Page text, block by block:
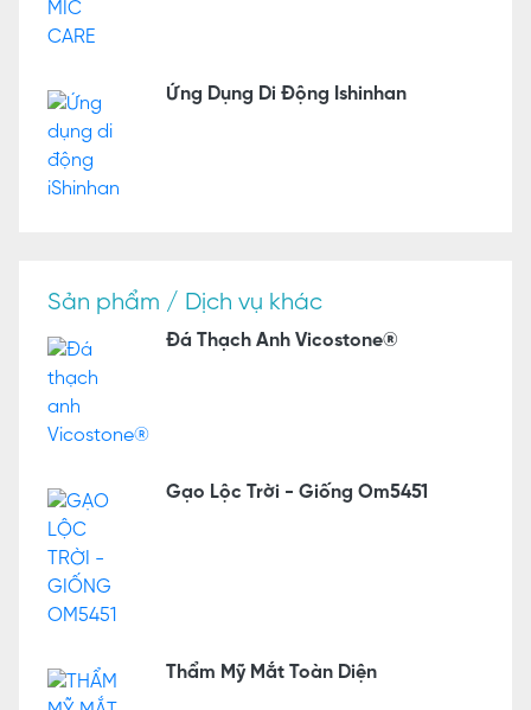
Ứng Dụng Di Động Ishinhan
Sản phẩm / Dịch vụ khác
Đá Thạch Anh Vicostone®
Gạo Lộc Trời - Giống Om5451
Thẩm Mỹ Mắt Toàn Diện